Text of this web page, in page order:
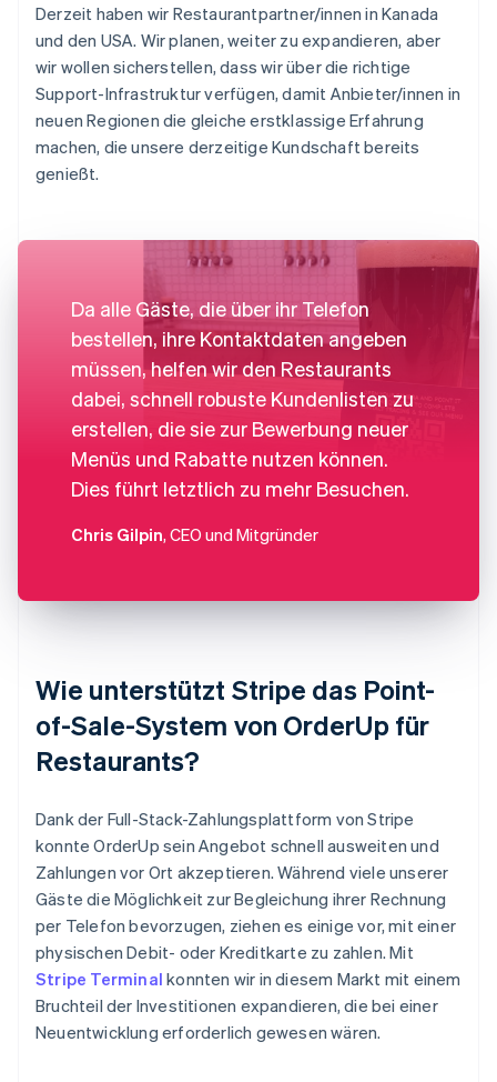
Derzeit haben wir Restaurantpartner/innen in Kanada
und den USA. Wir planen, weiter zu expandieren, aber
wir wollen sicherstellen, dass wir über die richtige
Support-Infrastruktur verfügen, damit Anbieter/innen in
neuen Regionen die gleiche erstklassige Erfahrung
machen, die unsere derzeitige Kundschaft bereits
genießt.
Da alle Gäste, die über ihr Telefon
bestellen, ihre Kontaktdaten angeben
müssen, helfen wir den Restaurants
dabei, schnell robuste Kundenlisten zu
erstellen, die sie zur Bewerbung neuer
Menüs und Rabatte nutzen können.
Dies führt letztlich zu mehr Besuchen.
Chris Gilpin, CEO und Mitgründer
Wie unterstützt Stripe das Point-
of-Sale-System von OrderUp für
Restaurants?
Dank der Full-Stack-Zahlungsplattform von Stripe
konnte OrderUp sein Angebot schnell ausweiten und
Zahlungen vor Ort akzeptieren. Während viele unserer
Gäste die Möglichkeit zur Begleichung ihrer Rechnung
per Telefon bevorzugen, ziehen es einige vor, mit einer
physischen Debit- oder Kreditkarte zu zahlen. Mit
Stripe Terminal konnten wir in diesem Markt mit einem
Bruchteil der Investitionen expandieren, die bei einer
Neuentwicklung erforderlich gewesen wären.